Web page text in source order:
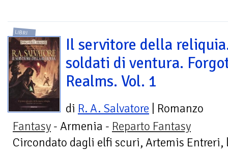
LIBRI
Il servitore della
soldati di ventura.
Realms. Vol. 1
di R. A. Salvatore | Romanzo
Fantasy - Armenia - Reparto Fantasy
Circondato dagli elfi scuri, Artemis Entreri,